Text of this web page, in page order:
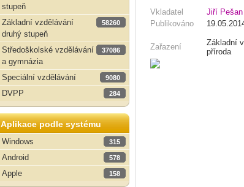
stupeň
Základní vzdělávání
druhý stupeň
58260
Středoškolské vzdělávání
a gymnázia
37086
Speciální vzdělávání 9080
DVPP 284
Aplikace podle systému
Windows
315
Android 578
Apple 158
Vkladatel
Jiří Pešan
Publikováno
Zařazení
Základní
příroda